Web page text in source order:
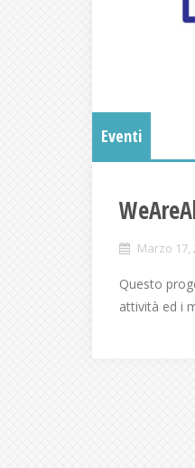
Eventi
Marzo 17,
Questo
attività ed i